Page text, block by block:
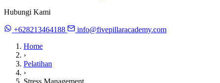
Hubungi Kami
+628213464188
info@fivepillaracademy.com
Home
›
Pelatihan
›
Stress Management